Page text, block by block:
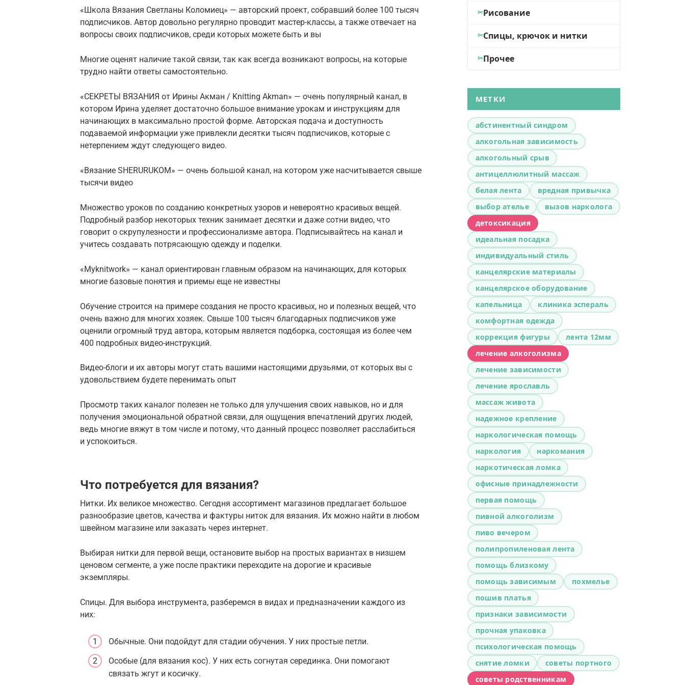
«Школа Вязания Светланы Коломиец» — авторский проект, собравший более 100 тысяч
подписчиков. Автор довольно регулярно проводит мастер-классы, а также отвечает на
вопросы своих подписчиков, среди которых можете быть и вы
Многие оценят наличие такой связи, так как всегда возникают вопросы, на которые
трудно найти ответы самостоятельно.
«СЕКРЕТЫ ВЯЗАНИЯ от Ирины Акман / Knitting Akman» — очень популярный канал, в
котором Ирина уделяет достаточно большое внимание урокам и инструкциям для
начинающих в максимально простой форме. Авторская подача и доступность
подаваемой информации уже привлекли десятки тысяч подписчиков, которые с
нетерпением ждут следующего видео.
«Вязание SHERURUKOM» — очень большой канал, на котором уже насчитывается свыше
тысячи видео
Множество уроков по созданию конкретных узоров и невероятно красивых вещей.
Подробный разбор некоторых техник занимает десятки и даже сотни видео, что
говорит о скрупулезности и профессионализме автора. Подписывайтесь на канал и
учитесь создавать потрясающую одежду и поделки.
«Myknitwork» — канал ориентирован главным образом на начинающих, для которых
многие базовые понятия и приемы еще не известны
Обучение строится на примере создания не просто красивых, но и полезных вещей, что
очень важно для многих хозяек. Свыше 100 тысяч благодарных подписчиков уже
оценили огромный труд автора, которым является подборка, состоящая из более чем
400 подробных видео-инструкций.
Видео-блоги и их авторы могут стать вашими настоящими друзьями, от которых вы с
удовольствием будете перенимать опыт
Просмотр таких каналог полезен не только для улучшения своих навыков, но и для
получения эмоциональной обратной связи, для ощущения впечатлений других людей,
ведь многие вяжут в том числе и потому, что данный процесс позволяет расслабиться
и успокоиться.
Что потребуется для вязания?
Нитки. Их великое множество. Сегодня ассортимент магазинов предлагает большое
разнообразие цветов, качества и фактуры ниток для вязания. Их можно найти в любом
швейном магазине или заказать через интернет.
Выбирая нитки для первой вещи, остановите выбор на простых вариантах в низшем
ценовом сегменте, а уже после практики переходите на дорогие и красивые
экземпляры.
Спицы. Для выбора инструмента, разберемся в видах и предназначении каждого из
них:
Обычные. Они подойдут для стадии обучения. У них простые петли.
Особые (для вязания кос). У них есть согнутая серединка. Они помогают
связать жгут и косичку.
Рисование
Спицы, крючок и нитки
Прочее
МЕТКИ
абстинентный синдром
алкогольная зависимость
алкогольный срыв
антицеллюлитный массаж
белая лента
вредная привычка
выбор ателье
вызов нарколога
детоксикация
идеальная посадка
индивидуальный стиль
канцелярские материалы
канцелярское оборудование
капельница
клиника эспераль
комфортная одежда
коррекция фигуры
лента 12мм
лечение алкоголизма
лечение зависимости
лечение ярославль
массаж живота
надежное крепление
наркологическая помощь
наркология
наркомания
наркотическая ломка
офисные принадлежности
первая помощь
пивной алкоголизм
пиво вечером
полипропиленовая лента
помощь близкому
помощь зависимым
похмелье
пошив платья
признаки зависимости
прочная упаковка
психологическая помощь
снятие ломки
советы портного
советы родственникам